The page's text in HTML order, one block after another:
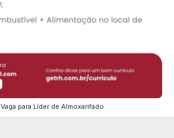
Vaga para Líder de Almoxarifado